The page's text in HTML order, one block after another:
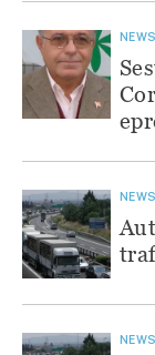
NEWS
NEWS
NEWS